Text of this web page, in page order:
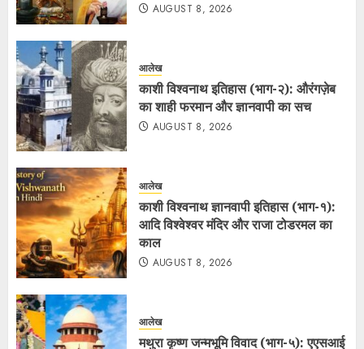
AUGUST 8, 2026
आलेख
काशी विश्वनाथ इतिहास (भाग-२): औरंगज़ेब
का शाही फरमान और ज्ञानवापी का सच
AUGUST 8, 2026
आलेख
काशी विश्वनाथ ज्ञानवापी इतिहास (भाग-१):
आदि विश्वेश्वर मंदिर और राजा टोडरमल का
काल
AUGUST 8, 2026
आलेख
मथुरा कृष्ण जन्मभूमि विवाद (भाग-५): एएसआई